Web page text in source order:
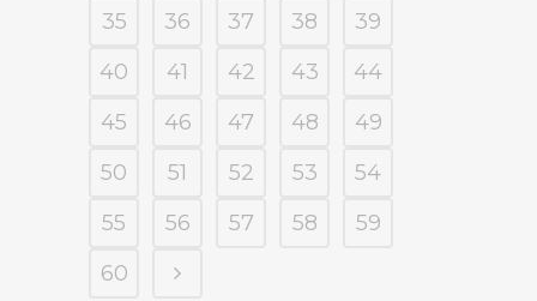
35
36 37 38
39
40
41 42 43
44
45
46 47 48
49
50
51 52 53
54
55
56 57 58
59
60